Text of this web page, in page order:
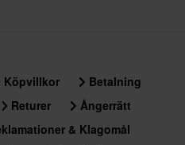
Köpvillkor
Betalning
Returer
Ångerrätt
& Klagomål